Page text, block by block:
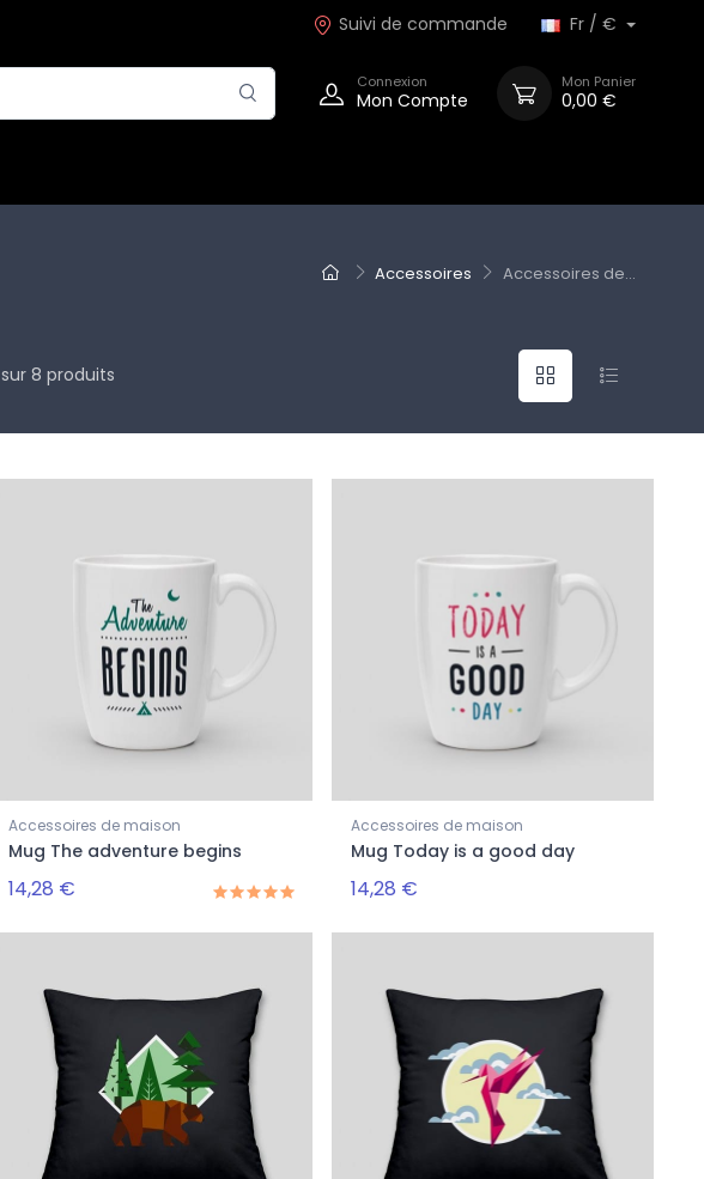
Suivi de commande Fr / €
Connexion
Mon Compte
Mon Panier
0,00 €
Accessoires Accessoires de...
sur 8 produits
Accessoires de maison
Mug The adventure begins
14,28 €
Accessoires de maison
Mug Today is a good day
14,28 €